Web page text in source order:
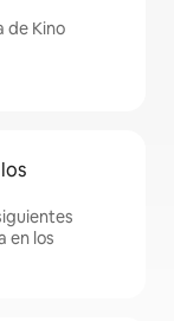
de Kino
en los